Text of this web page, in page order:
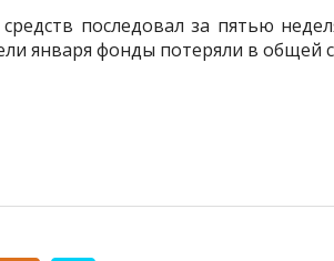
последовал за пятью
января фонды потеряли в общей